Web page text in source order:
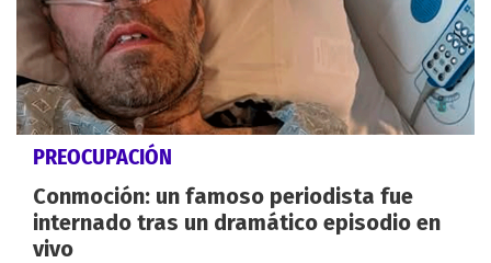
PREOCUPACIÓN
Conmoción: un famoso periodista fue
internado tras un dramático episodio en
vivo